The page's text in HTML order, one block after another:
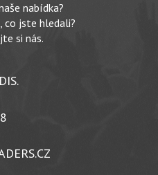
nabídka?
co jste hledali?
si nás.